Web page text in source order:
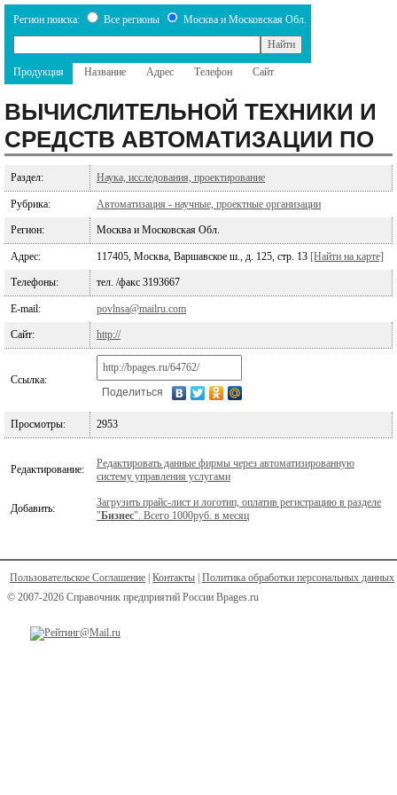
Регион поиска: Все регионы Москва и Московская Обл.
Продукция Название Адрес Телефон Сайт
ВЫЧИСЛИТЕЛЬНОЙ ТЕХНИКИ И
СРЕДСТВ АВТОМАТИЗАЦИИ ПО
Раздел: Наука, исследования, проектирование
Рубрика: Автоматизация - научные, проектные организации
Регион: Москва и Московская Обл.
Адрес: 117405, Москва, Варшавское ш., д. 125, стр. 13 [Найти на карте]
Телефоны: тел. /факс 3193667
E-mail: povlnsa@mailru.com
Сайт: http://
Ссылка:
Поделиться
Просмотры: 2953
Редактирование:
Редактировать данные фирмы через автоматизированную
систему управления услугами
Добавить:
Загрузить прайс-лист и логотип, оплатив регистрацию в разделе
"Бизнес". Всего 1000руб. в месяц
Пользовательское Соглашение Контакты Политика обработки персональных данных
© 2007-2026 Справочник предприятий России Bpages.ru